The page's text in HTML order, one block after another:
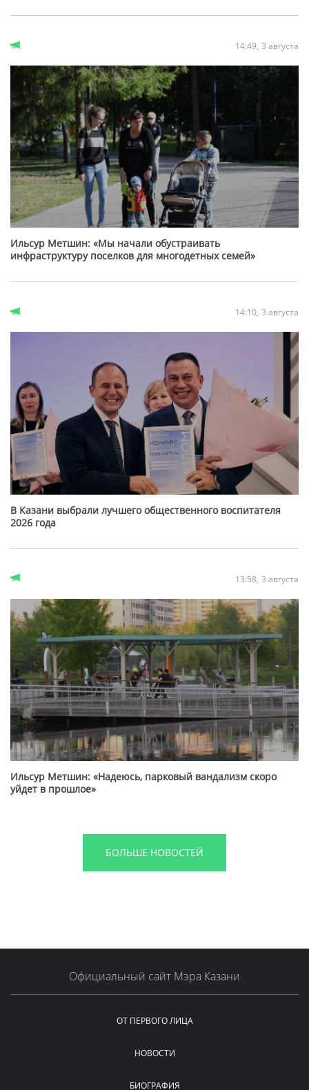
14:49 3 августа
Ильсур Метшин: «Мы начали обустраивать
инфраструктуру поселков для многодетных семей»
14:10 3 августа
В Казани выбрали лучшего общественного воспитателя
2026 года
13:58 3 августа
Ильсур Метшин: «Надеюсь, парковый вандализм скоро
уйдет в прошлое»
БОЛЬШЕ НОВОСТЕЙ
Официальный сайт Мэра Казани
ОТ ПЕРВОГО ЛИЦА
НОВОСТИ
БИОГРАФИЯ